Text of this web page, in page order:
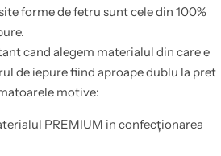
forme de fetru sunt cele din 100%
cand alegem materialul din care e
de iepure fiind aproape dublu la pret
motive:
PREMIUM in confecționarea